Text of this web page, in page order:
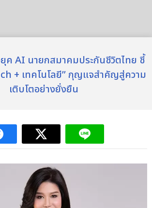
ค AI นายกสมาคมประกันชีวิตไทย ชี้
+ เทคโนโลยี” กุญแจสำคัญสู่ความ
เติบโตอย่างยั่งยืน